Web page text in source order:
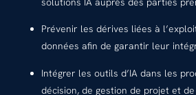
Prévenir les dérives liées à
données afin de garantir leur
Intégrer les outils d’IA dans les
décision, de gestion de projet et